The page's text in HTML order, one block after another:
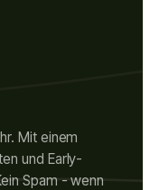
Mit einem
und Early-
Spam - wenn